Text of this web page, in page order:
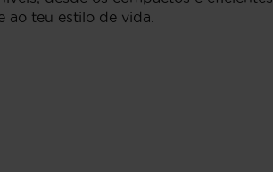
ao teu estilo de vida.